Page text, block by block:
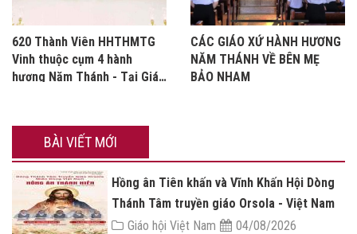
620 Thành Viên HHTHMTG
Vinh thuộc cụm 4 hành
hương Năm Thánh - Tại Giáo
CÁC GIÁO XỨ HÀNH HƯƠNG
NĂM THÁNH VỀ BÊN MẸ
BẢO NHAM
BÀI VIẾT MỚI
Hồng ân Tiên khấn và Vĩnh Khấn Hội Dòng
Thánh Tâm truyền giáo Orsola - Việt Nam
Giáo hội Việt Nam
04/08/2026